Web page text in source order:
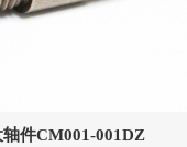
件CM001-001DZ